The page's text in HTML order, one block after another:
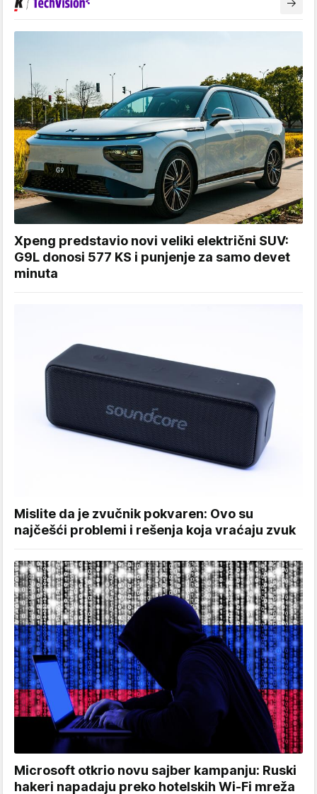
Xpeng predstavio novi veliki električni SUV:
G9L donosi 577 KS i punjenje za samo devet
minuta
Mislite da je zvučnik pokvaren: Ovo su
najčešći problemi i rešenja koja vraćaju zvuk
Microsoft otkrio novu sajber kampanju: Ruski
hakeri napadaju preko hotelskih Wi-Fi mreža